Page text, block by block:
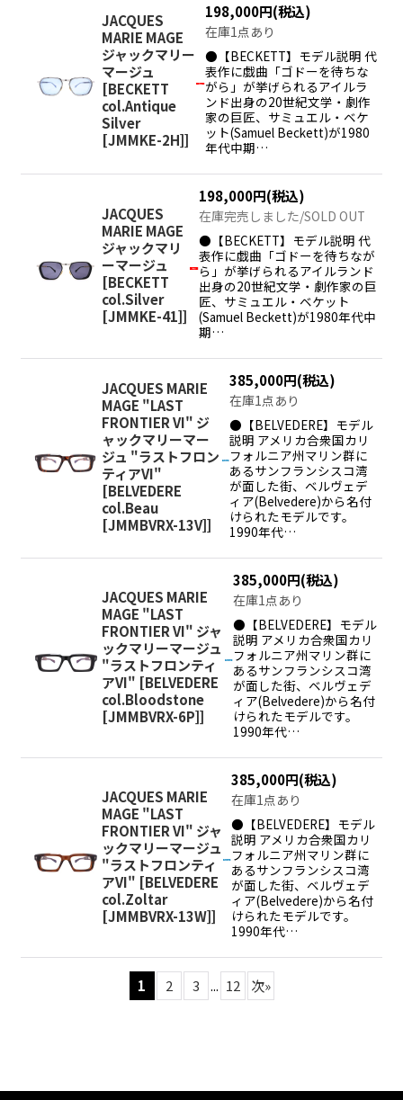
JACQUES
MARIE MAGE
ジャックマリー
マージュ
[BECKETT
col.Antique
Silver
[JMMKE-2H]]
198,000円(税込)
在庫1点あり
●【BECKETT】モデル説明 代
表作に戯曲「ゴドーを待ちな
がら」が挙げられるアイルラ
ンド出身の20世紀文学・劇作
家の巨匠、サミュエル・ベケ
ット(Samuel Beckett)が1980
年代中期…
JACQUES
MARIE MAGE
ジャックマリ
ーマージュ
[BECKETT
col.Silver
[JMMKE-41]]
198,000円(税込)
在庫完売しました/SOLD OUT
●【BECKETT】モデル説明 代
表作に戯曲「ゴドーを待ちなが
ら」が挙げられるアイルランド
出身の20世紀文学・劇作家の巨
匠、サミュエル・ベケット
(Samuel Beckett)が1980年代中
期…
JACQUES MARIE
MAGE "LAST
FRONTIER VI" ジ
ャックマリーマー
ジュ "ラストフロン
ティアVI"
[BELVEDERE
col.Beau
[JMMBVRX-13V]]
385,000円(税込)
在庫1点あり
●【BELVEDERE】モデル
説明 アメリカ合衆国カリ
フォルニア州マリン群に
あるサンフランシスコ湾
が面した街、ベルヴェデ
ィア(Belvedere)から名付
けられたモデルです。
1990年代…
JACQUES MARIE
MAGE "LAST
FRONTIER VI" ジャ
ックマリーマージュ
"ラストフロンティ
アVI" [BELVEDERE
col.Bloodstone
[JMMBVRX-6P]]
385,000円(税込)
在庫1点あり
●【BELVEDERE】モデル
説明 アメリカ合衆国カリ
フォルニア州マリン群に
あるサンフランシスコ湾
が面した街、ベルヴェデ
ィア(Belvedere)から名付
けられたモデルです。
1990年代…
JACQUES MARIE
MAGE "LAST
FRONTIER VI" ジャ
ックマリーマージュ
"ラストフロンティ
アVI" [BELVEDERE
col.Zoltar
[JMMBVRX-13W]]
385,000円(税込)
在庫1点あり
●【BELVEDERE】モデル
説明 アメリカ合衆国カリ
フォルニア州マリン群に
あるサンフランシスコ湾
が面した街、ベルヴェデ
ィア(Belvedere)から名付
けられたモデルです。
1990年代…
1 2 3 ... 12 次»